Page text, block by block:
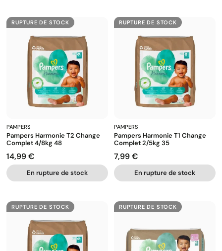
RUPTURE DE STOCK
PAMPERS
Pampers Harmonie T2 Change
Complet 4/8kg 48
Prix
14,99 €
En rupture de stock
RUPTURE DE STOCK
PAMPERS
Pampers Harmonie T1 Change
Complet 2/5kg 35
Prix
7,99 €
En rupture de stock
RUPTURE DE STOCK RUPTURE DE STOCK